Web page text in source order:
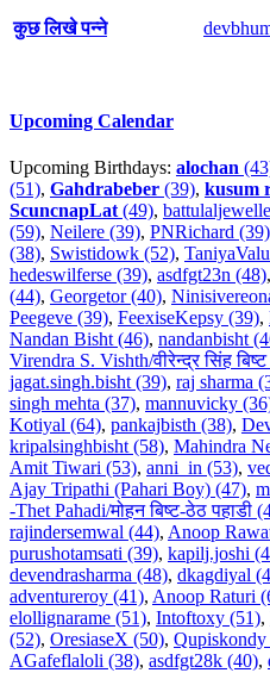
कुछ लिखे पन्ने
Upcoming Calendar
Upcoming Birthdays: alochan
(51), Gahdrabeber (39), kusum
ScuncnapLat(49),
(59), Neilere (39), PNRichard (39)
(38), Swistidowk (52),
hedeswilferse (39), asdfgt23n (48),
(44), Georgetor (40),
Peegeve (39), FeexiseKepsy (39),
Nandan Bisht (46), nandanbisht
Virendra S. Vishth/वीरेन्द्र सिंह
jagat.singh.bisht (39), raj sharma
singh mehta (37), mannuvicky
Kotiyal (64), pankajbisth (38),
kripalsinghbisht (58), Mahindra
Amit Tiwari (53), anni_in (53),
Ajay Tripathi (Pahari Boy) (47),
-Thet Pahadi/मोहन बिष्ट-ठेठ पहाडी
rajindersemwal (44), Anoop
purushotamsati (39), kapilj.joshi
devendrasharma (48), dkagdiyal
adventureroy (41), Anoop Raturi
elollignarame (51), Intoftoxy (51),
(52), OresiaseX (50), Qupiskondy
AGafeflaloli (38), asdfgt28k (40),